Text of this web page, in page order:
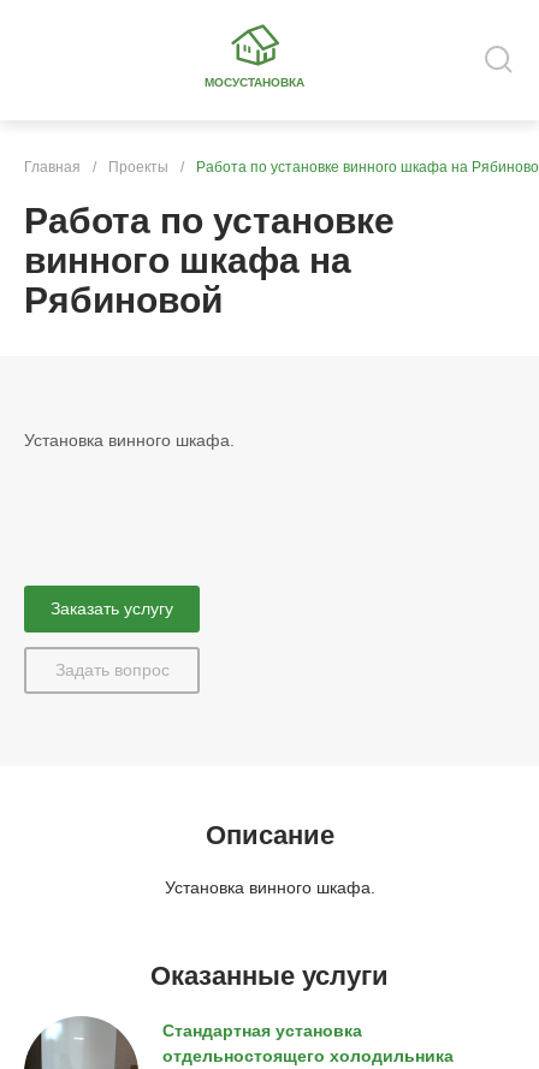
МОСУСТАНОВКА
Главная / Проекты / Работа по установке винного шкафа на
Работа по установке
винного шкафа на
Рябиновой
Установка винного шкафа.
Заказать услугу
Задать вопрос
Описание
Установка винного шкафа.
Оказанные услуги
Стандартная установка
отдельностоящего холодильника